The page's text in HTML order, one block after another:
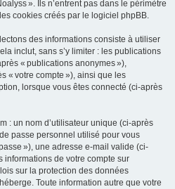
». Ils n’entrent pas dans le périmètre
cookies créés par le logiciel phpBB.
des informations consiste à utiliser
inclut, sans s’y limiter : les publications
« publications anonymes »),
« votre compte »), ainsi que les
lorsque vous êtes connecté (ci-après
: un nom d’utilisateur unique (ci-après
passe personnel utilisé pour vous
»), une adresse e-mail valide (ci-
informations de votre compte sur
sur la protection des données
Toute information autre que votre